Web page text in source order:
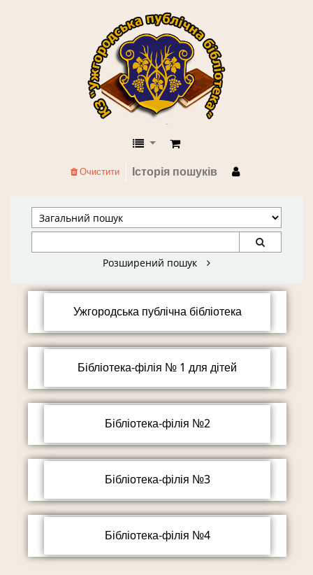
КЗ "Ужгородська публічна
Історія пошуків
Очистити
Розширений пошук
Koha home
Ужгородська публічна бібліотека
Бібліотека-філія № 1 для дітей
Бібліотека-філія №2
Бібліотека-філія №3
Бібліотека-філія №4